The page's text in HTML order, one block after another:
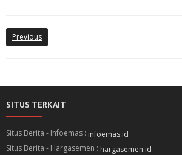
Previous
SITUS TERKAIT
Situs Berita - Infoemas : infoemas.id
Situs Berita - Hargasemen : hargasemen.id